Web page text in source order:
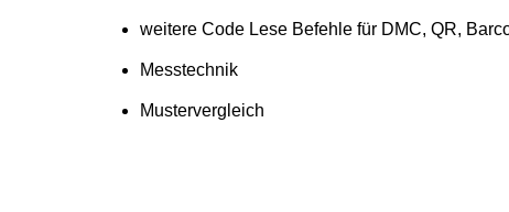
weitere Code Lese Befehle für DMC, QR,
Messtechnik
Mustervergleich